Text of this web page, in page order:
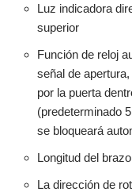
Luz indicadora
superior
Función de reloj
señal de
por la puerta
(predeterminado
se bloqueará
Longitud del
La dirección de